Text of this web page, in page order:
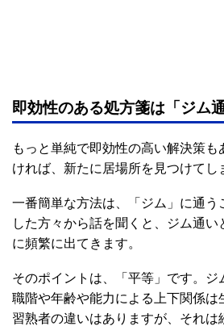
即効性のある処方箋は「ジム通
もっと単純で即効性の高い解決策も
ければ、新たに居場所を見つけてし
一番簡単な方法は、「ジム」に通う
した方々から話を聞くと、ジム通い
に頻繁に出てきます。
そのポイントは、「平等」です。ジ
職階や年齢や能力による上下関係は
習熟者の違いはありますが、それは